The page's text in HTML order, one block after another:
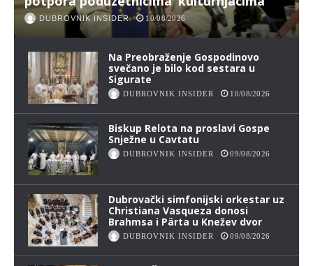
DUBROVNIK INSIDER 10/08/2026
Na Preobraženje Gospodinovo
svečano je bilo kod sestara u
Sigurate
DUBROVNIK INSIDER 10/08/2026
Biskup Relota na proslavi Gospe
Snježne u Cavtatu
DUBROVNIK INSIDER 09/08/2026
Dubrovački simfonijski orkestar uz
Christiana Vasqueza donosi
Brahmsa i Pärta u Knežev dvor
DUBROVNIK INSIDER 09/08/2026